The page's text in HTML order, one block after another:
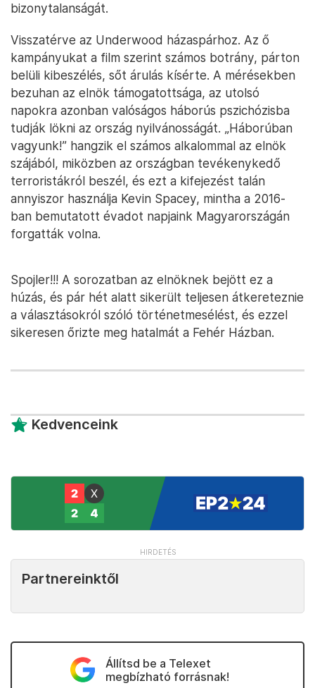
bizonytalanságát.
Visszatérve az Underwood házaspárhoz. Az ő
kampányukat a film szerint számos botrány, párton
belüli kibeszélés, sőt árulás kísérte. A mérésekben
bezuhan az elnök támogatottsága, az utolsó
napokra azonban valóságos háborús pszichózisba
tudják lökni az ország nyilvánosságát. „Háborúban
vagyunk!” hangzik el számos alkalommal az elnök
szájából, miközben az országban tevékenykedő
terroristákról beszél, és ezt a kifejezést talán
annyiszor használja Kevin Spacey, mintha a 2016-
ban bemutatott évadot napjaink Magyarországán
forgatták volna.
Spojler!!! A sorozatban az elnöknek bejött ez a
húzás, és pár hét alatt sikerült teljesen átkereteznie
a választásokról szóló történetmesélést, és ezzel
sikeresen őrizte meg hatalmát a Fehér Házban.
Kedvenceink
Partnereinktől
Állítsd be a Telexet
megbízható forrásnak!